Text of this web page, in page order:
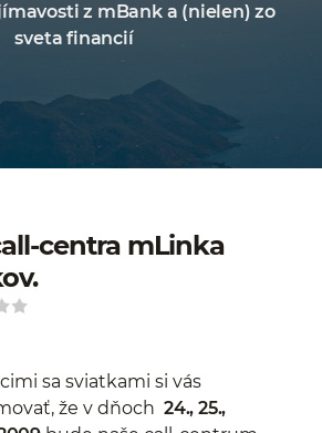
z mBank a (nielen) zo
sveta financií
centra mLinka
sa sviatkami si vás
že v dňoch 24., 25.,